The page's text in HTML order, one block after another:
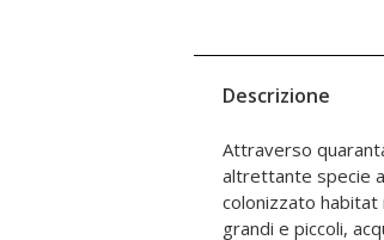
Descrizione
Attraverso
altrettante specie
colonizzato habitat
grandi e piccoli,
hanno stravolto gli
colmando "vuoti
riproducendosi
nei luoghi di